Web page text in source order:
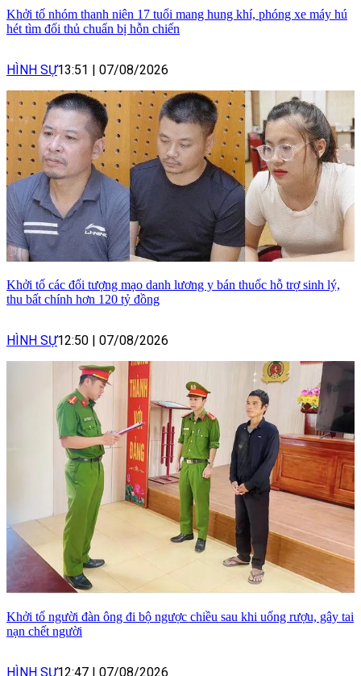
Khởi tố nhóm thanh niên 17 tuổi mang hung khí, phóng xe máy hú
hét tìm đối thủ chuẩn bị hỗn chiến
HÌNH SỰ13:51 | 07/08/2026
Khởi tố các đối tượng mạo danh lương y bán thuốc hỗ trợ sinh lý,
thu bất chính hơn 120 tỷ đồng
HÌNH SỰ12:50 07/08/2026
Khởi tố người đàn ông đi bộ ngược chiều sau khi uống rượu, gây tai
nạn chết người
HÌNH SỰ12:47 07/08/2026